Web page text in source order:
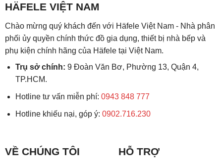
HÄFELE VIỆT NAM
Chào mừng quý khách đến với Häfele Việt Nam - Nhà phân
phối ủy quyền chính thức đồ gia dụng, thiết bị nhà bếp và
phụ kiện chính hãng của Häfele tại Việt Nam.
Trụ sở chính: 9 Đoàn Văn Bơ, Phường 13, Quận 4,
TP.HCM.
Hotline tư vấn miễn phí: 0943 848 777
Hotline khiếu nại, góp ý: 0902.716.230
VỀ CHÚNG TÔI HỖ TRỢ